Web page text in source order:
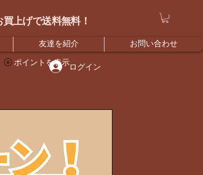
上げで送料無料！
ログイン
ポイントを表示
友達を紹介 お問い合わせ